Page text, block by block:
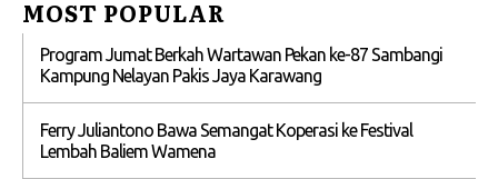
MOST POPULAR
Program Jumat Berkah Wartawan Pekan ke-87 Sambangi
Kampung Nelayan Pakis Jaya Karawang
Ferry Juliantono Bawa Semangat Koperasi ke Festival
Lembah Baliem Wamena